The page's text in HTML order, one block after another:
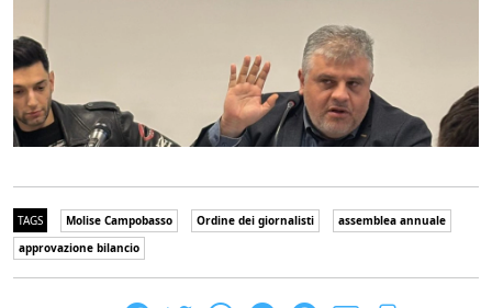
TAGS Molise Campobasso Ordine dei giornalisti
assemblea annuale
approvazione bilancio